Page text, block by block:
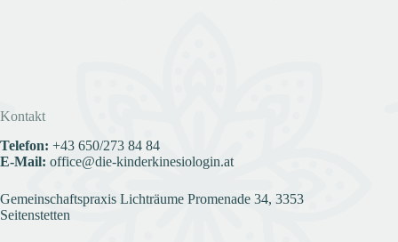
Kontakt
Telefon: +43 650/273 84 84
E-Mail: office@die-kinderkinesiologin.at
Gemeinschaftspraxis Lichträume Promenade 34, 3353
Seitenstetten